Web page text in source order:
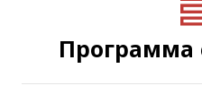
Программа